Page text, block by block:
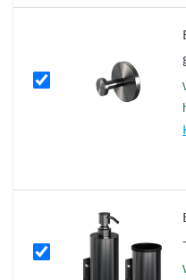
vandaag
vandaag